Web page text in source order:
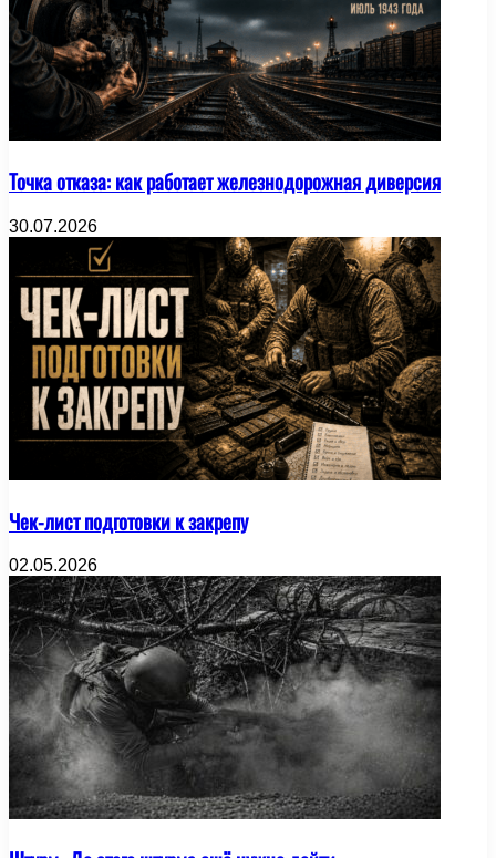
Точка отказа: как работает железнодорожная диверсия
30.07.2026
Чек-лист подготовки к закрепу
02.05.2026